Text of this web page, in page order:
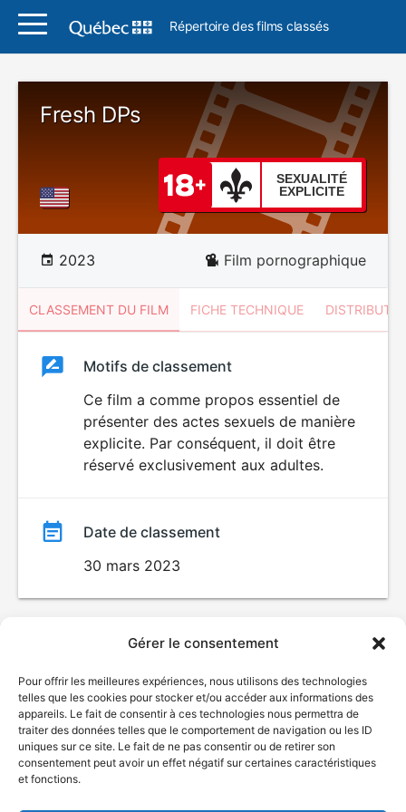
Gérer le consentement
Pour offrir les meilleures expériences, nous utilisons des technologies
telles que les cookies pour stocker et/ou accéder aux informations des
appareils. Le fait de consentir à ces technologies nous permettra de
traiter des données telles que le comportement de navigation ou les ID
uniques sur ce site. Le fait de ne pas consentir ou de retirer son
consentement peut avoir un effet négatif sur certaines caractéristiques
et fonctions.
Répertoire des films classés
Fresh DPs
SEXUALITÉ
EXPLICITE
2023 Film pornographique
CLASSEMENT DU FILM FICHE TECHNIQUE
ClassementClassement
SEXUALITÉ
EXPLICITE
Motifs de classement
Ce film a comme propos essentiel de
présenter des actes sexuels de manière
explicite. Par conséquent, il doit être
réservé exclusivement aux adultes.
Date de classement
30 mars 2023